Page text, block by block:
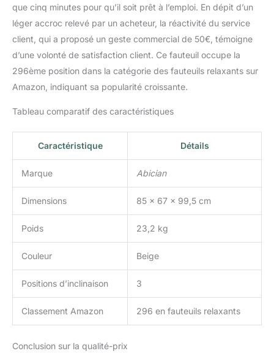
que cinq minutes pour qu’il soit prêt à l’emploi. En dépit d’un
léger accroc relevé par un acheteur, la réactivité du service
client, qui a proposé un geste commercial de 50€, témoigne
d’une volonté de satisfaction client. Ce fauteuil occupe la
296ème position dans la catégorie des fauteuils relaxants sur
Amazon, indiquant sa popularité croissante.
Tableau comparatif des caractéristiques
Caractéristique Détails
Marque Abician
Dimensions 85 x 67 x 99,5 cm
Poids 23,2 kg
Couleur Beige
Positions d’inclinaison 3
Classement Amazon 296 en fauteuils relaxants
Conclusion sur la qualité-prix